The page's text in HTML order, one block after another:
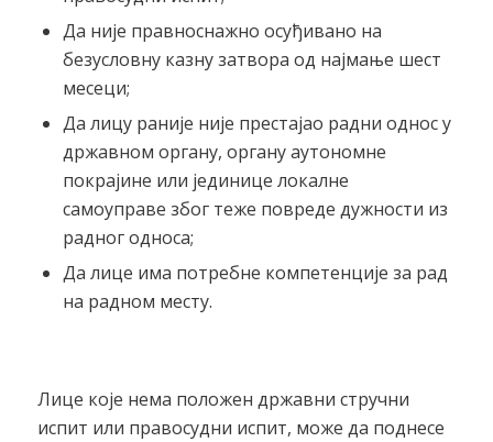
Да није правноснажно осуђивано на
безусловну казну затвора од најмање шест
месеци;
Да лицу раније није престајао радни однос у
државном органу, органу аутономне
покрајине или јединице локалне
самоуправе због теже повреде дужности из
радног односа;
Да лице има потребне компетенције за рад
на радном месту.
Лице које нема положен државни стручни
испит или правосудни испит, може да поднесе